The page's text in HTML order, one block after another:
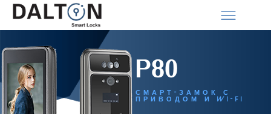
P80
СМАРТ-ЗАМОК С
ПРИВОДОМ И WI-FI